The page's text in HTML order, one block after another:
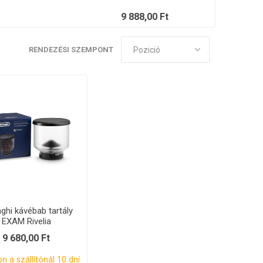
Kenőanyag
9 888,00 Ft
RENDEZÉSI SZEMPONT
kávébab tartály
EXAM Rivelia
9 680,00 Ft
a szállítónál 10 dní